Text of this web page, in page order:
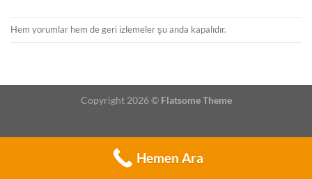
Hem yorumlar hem de geri izlemeler şu anda kapalıdır.
Copyright 2026 © Flatsome Theme
Hemen Ara